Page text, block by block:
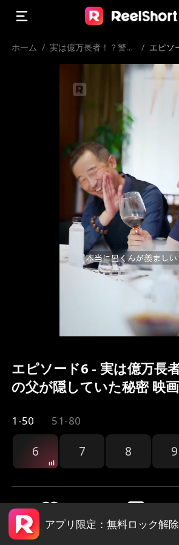
ホーム / 実は億万長者！？警備
/ エピソ
エピソード6 - 実は億万長
の父が隠していた秘密 映
1-50 51-80
6 7 8 9
3k 38.5k
アプリ限定：無料ロック解除